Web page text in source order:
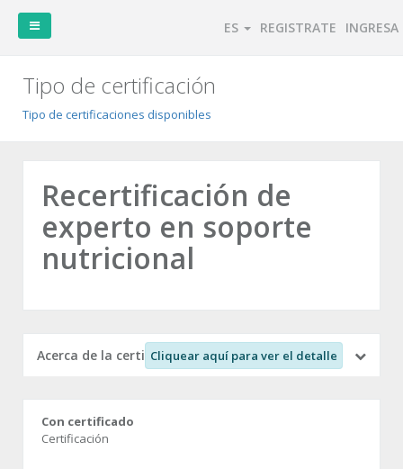
Asociarme
Cursos
disponibles
Congresos
disponibles
Buscar
certificaciones
certificaciones
disponibles
ES REGISTRATE INGRESA
Tipo de certificación
Tipo de certificaciones disponibles
Recertificación de
experto en soporte
nutricional
Acerca de la certificaciónCliquear aquí para ver el detalle
Con certificado
Certificación